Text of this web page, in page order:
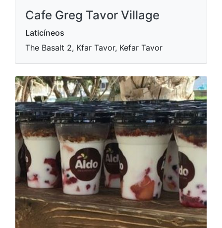
Cafe Greg Tavor Village
Laticíneos
The Basalt 2, Kfar Tavor, Kefar Tavor